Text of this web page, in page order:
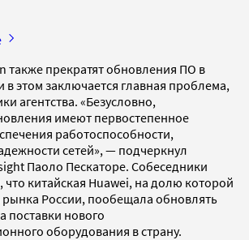
также прекратят обновления ПО в
в этом заключается главная проблема,
агентства. «Безусловно,
имеют первостепенное
работоспособности,
сетей», — подчеркнул
Паоло Пескаторе. Собеседники
что китайская Huawei, на долю которой
рынка России, пообещала обновлять
поставки нового
оборудования в страну.